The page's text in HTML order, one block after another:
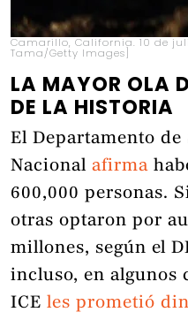
Camarillo, California. 10 de
Tama/Getty Images]
LA MAYOR OLA
DE LA HISTORIA
El Departamento de
Nacional afirma
600,000 personas.
otras optaron por
millones, según el
incluso, en algunos
ICE les prometió